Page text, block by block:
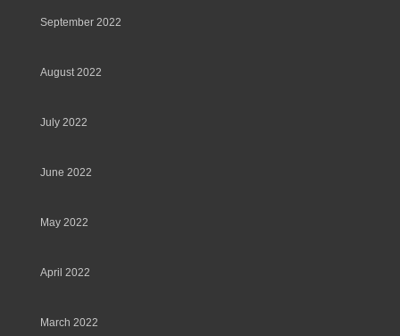
September 2022
August 2022
July 2022
June 2022
May 2022
April 2022
March 2022